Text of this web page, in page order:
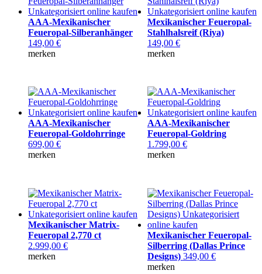
AAA-Mexikanischer
Feueropal-Silberanhänger
149,00 €
merken
Mexikanischer Feueropal-
Stahlhalsreif (Riya)
149,00 €
merken
AAA-Mexikanischer
Feueropal-Goldohrringe
699,00 €
merken
AAA-Mexikanischer
Feueropal-Goldring
1.799,00 €
merken
Mexikanischer Matrix-
Feueropal 2,770 ct
2.999,00 €
merken
Mexikanischer Feueropal-
Silberring (Dallas Prince
Designs) 349,00 €
merken